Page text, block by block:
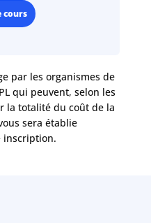
cours
par les organismes de
qui peuvent, selon les
la totalité du coût de la
sera établie
inscription.